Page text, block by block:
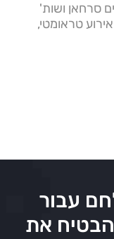
סרחאן ושות'
טראומטי,
עבור
את